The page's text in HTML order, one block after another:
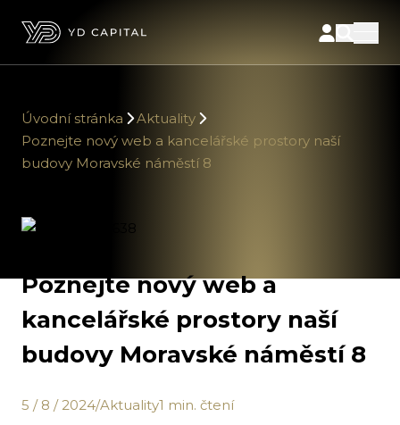
Úvodní stránka
Aktuality
Poznejte nový web a kancelářské prostory naší
budovy Moravské náměstí 8
Poznejte nový web a
kancelářské prostory naší
budovy Moravské náměstí 8
5 / 8 / 2024/Aktuality1 min. čtení